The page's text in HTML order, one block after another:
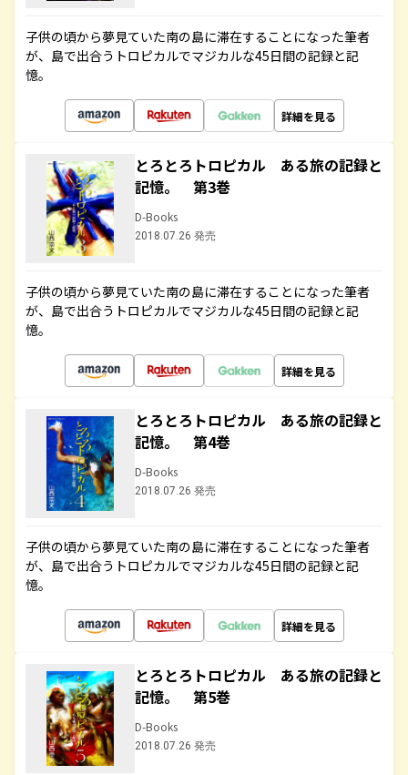
子供の頃から夢見ていた南の島に滞在することになった筆者
が、島で出合うトロピカルでマジカルな45日間の記録と記
憶。
詳細を見る
とろとろトロピカル ある旅の記録と
記憶。 第3巻
D-Books
2018.07.26 発売
子供の頃から夢見ていた南の島に滞在することになった筆者
が、島で出合うトロピカルでマジカルな45日間の記録と記
憶。
詳細を見る
とろとろトロピカル ある旅の記録と
記憶。 第4巻
D-Books
2018.07.26 発売
子供の頃から夢見ていた南の島に滞在することになった筆者
が、島で出合うトロピカルでマジカルな45日間の記録と記
憶。
詳細を見る
とろとろトロピカル ある旅の記録と
記憶。 第5巻
D-Books
2018.07.26 発売